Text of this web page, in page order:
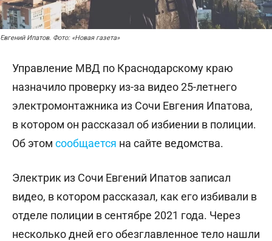
Евгений Ипатов. Фото: «Новая газета»
Управление МВД по Краснодарскому краю
назначило проверку из-за видео 25-летнего
электромонтажника из Сочи Евгения Ипатова,
в котором он рассказал об избиении в полиции.
Об этом сообщается на сайте ведомства.
Электрик из Сочи Евгений Ипатов записал
видео, в котором рассказал, как его избивали в
отделе полиции в сентябре 2021 года. Через
несколько дней его обезглавленное тело нашли